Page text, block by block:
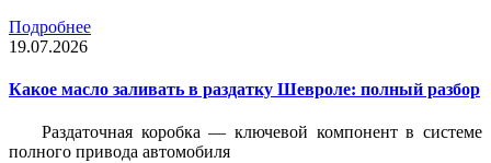
Подробнее
19.07.2026
Какое масло заливать в раздатку Шевроле: полный разбор
Раздаточная коробка — ключевой компонент в системе
полного привода автомобиля